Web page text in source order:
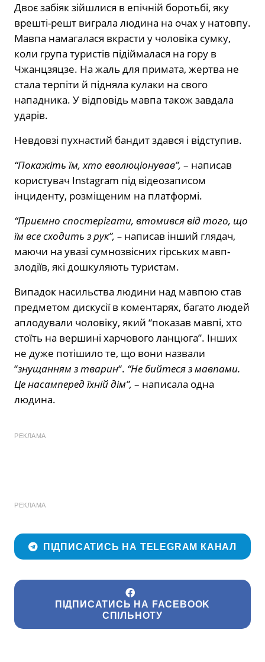
Двоє забіяк зійшлися в епічній боротьбі, яку
врешті-решт виграла людина на очах у натовпу.
Мавпа намагалася вкрасти у чоловіка сумку,
коли група туристів підіймалася на гору в
Чжанцзяцзе. На жаль для примата, жертва не
стала терпіти й підняла кулаки на свого
нападника. У відповідь мавпа також завдала
ударів.
Невдовзі пухнастий бандит здався і відступив.
“Покажіть їм, хто еволюціонував”, – написав
користувач Instagram під відеозаписом
інциденту, розміщеним на платформі.
“Приємно спостерігати, втомився від того, що
їм все сходить з рук”, – написав інший глядач,
маючи на увазі сумнозвісних гірських мавп-
злодіїв, які дошкуляють туристам.
Випадок насильства людини над мавпою став
предметом дискусії в коментарях, багато людей
аплодували чоловіку, який “показав мавпі, хто
стоїть на вершині харчового ланцюга”. Інших
не дуже потішило те, що вони назвали
“знущанням з тварин“. “Не бийтеся з мавпами.
Це насамперед їхній дім”, – написала одна
людина.
РЕКЛАМА
РЕКЛАМА
ПІДПИСАТИСЬ НА TELEGRAM КАНАЛ
ПІДПИСАТИСЬ НА FACEBOOK
СПІЛЬНОТУ